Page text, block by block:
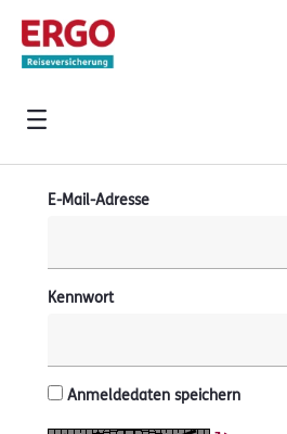
Login
Anmeldung
Anmeldung
E-Mail-Adresse
Kennwort
Anmeldedaten speichern